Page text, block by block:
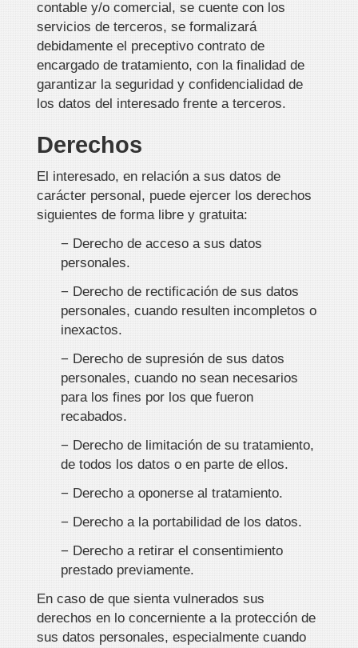
contable y/o comercial, se cuente con los
servicios de terceros, se formalizará
debidamente el preceptivo contrato de
encargado de tratamiento, con la finalidad de
garantizar la seguridad y confidencialidad de
los datos del interesado frente a terceros.
Derechos
El interesado, en relación a sus datos de
carácter personal, puede ejercer los derechos
siguientes de forma libre y gratuita:
− Derecho de acceso a sus datos
personales.
− Derecho de rectificación de sus datos
personales, cuando resulten incompletos o
inexactos.
− Derecho de supresión de sus datos
personales, cuando no sean necesarios
para los fines por los que fueron
recabados.
− Derecho de limitación de su tratamiento,
de todos los datos o en parte de ellos.
− Derecho a oponerse al tratamiento.
− Derecho a la portabilidad de los datos.
− Derecho a retirar el consentimiento
prestado previamente.
En caso de que sienta vulnerados sus
derechos en lo concerniente a la protección de
sus datos personales, especialmente cuando